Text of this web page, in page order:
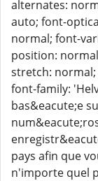
alternates:
auto; font-
normal; font-
position:
stretch: normal;
font-family:
bas&eacute;e
pays afin que
n'importe quel